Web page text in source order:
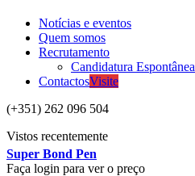
Notícias e eventos
Quem somos
Recrutamento
Candidatura Espontânea
ContactosVisite
(+351) 262 096 504
Vistos recentemente
Super Bond Pen
Faça login para ver o preço